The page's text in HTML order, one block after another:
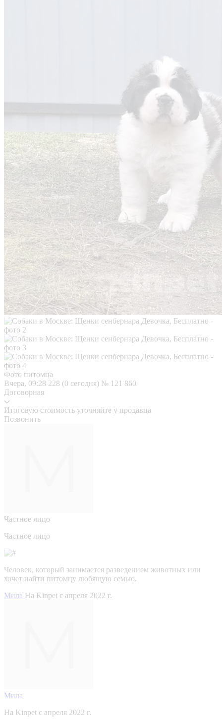
Фото питомца
Вчера, 09:28 228 (0 сегодня) № 121 860
Договорная
Итоговую стоимость уточняйте у продавца
Позвонить
Частное лицо
Частное лицо
Человек, который занимается разведением животных или
хочет найти питомцу любящую семью.
Мила На Kinpet c апреля 2022 г.
Мила
На Kinpet c апреля 2022 г.